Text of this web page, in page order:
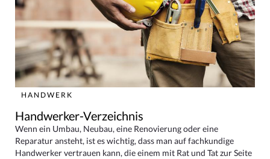
HANDWERK
Handwerker-Verzeichnis
Wenn ein Umbau, Neubau, eine Renovierung oder eine
Reparatur ansteht, ist es wichtig, dass man auf fachkundige
Handwerker vertrauen kann, die einem mit Rat und Tat zur Seite